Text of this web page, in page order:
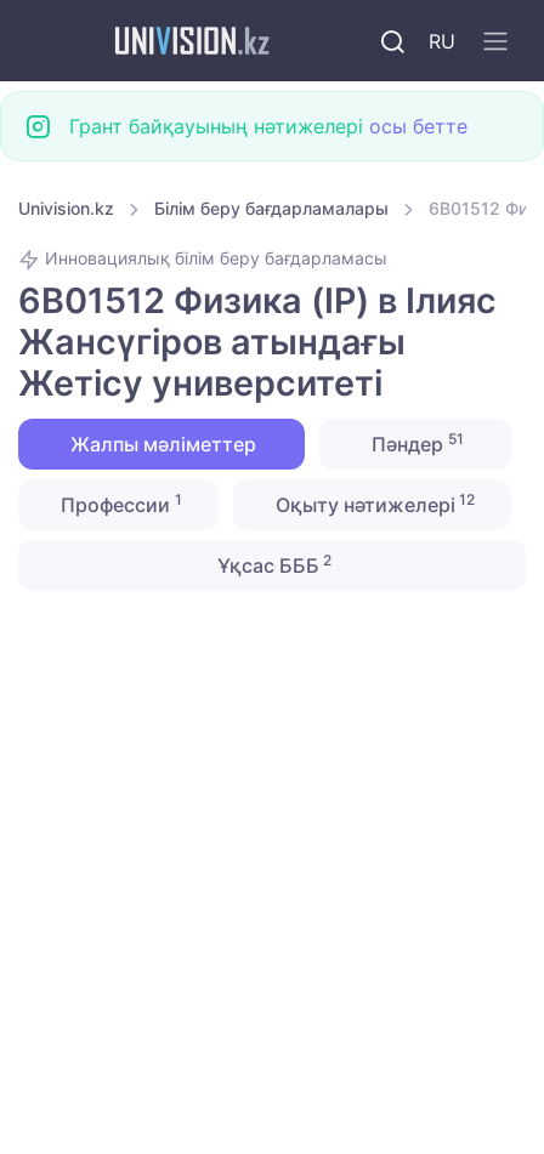
RU
Грант байқауының нәтижелері осы бетте
Univision.kz Білім беру бағдарламалары 6B01512
Инновациялық білім беру бағдарламасы
6B01512 Физика (IP) в Ілияс
Жансүгіров атындағы
Жетісу университеті
Жалпы мәліметтер Пәндер 51
Профессии 1 Оқыту нәтижелері 12
Ұқсас БББ 2